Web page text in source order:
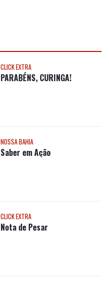
CLICK EXTRA
PARABÉNS, CURINGA!
NOSSA BAHIA
Saber em Ação
CLICK EXTRA
Nota de Pesar